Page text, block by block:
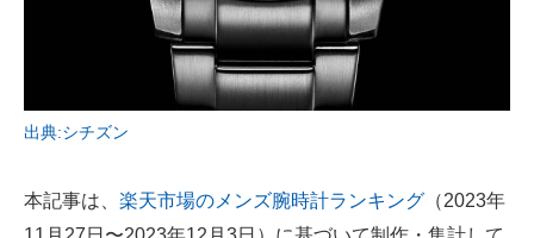
企業向けIT製品の総合サイト
IT製品の技術・比較・事例
製造業のIT導入・活用を支援
エレクトロニクス専門サイト
出典:シチズン
本記事は、 楽天市場のメンズ腕時計ランキング （2023年